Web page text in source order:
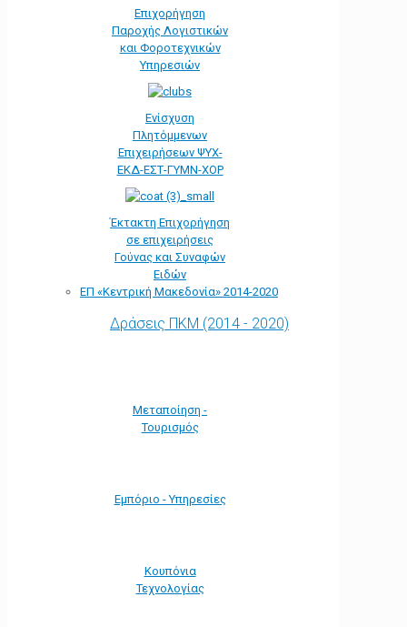
Επιχορήγηση
Παροχής Λογιστικών
και Φοροτεχνικών
Υπηρεσιών
Ενίσχυση
Πλητόμμενων
Επιχειρήσεων ΨΥΧ-
ΕΚΔ-ΕΣΤ-ΓΥΜΝ-ΧΟΡ
Έκτακτη Επιχορήγηση
σε επιχειρήσεις
Γούνας και Συναφών
Ειδών
ΕΠ «Kεντρική Μακεδονία» 2014-2020
Δράσεις ΠΚΜ (2014 - 2020)
Μεταποίηση -
Τουρισμός
Εμπόριο - Υπηρεσίες
Κουπόνια
Τεχνολογίας